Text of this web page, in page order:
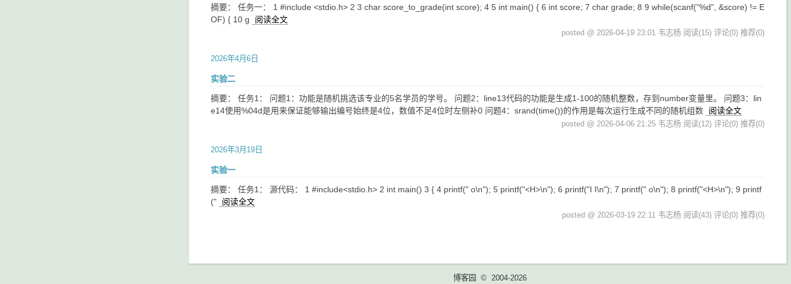
摘要： 任务一： 1 #include <stdio.h> 2 3 char score_to_grade(int score); 4 5 int main() { 6 int score; 7 char grade; 8 9 while(scanf("%d", &score) != E
OF) { 10 g
阅读全文
posted @ 2026-04-19 23:01 韦志杨 阅读(15) 评论(0) 推荐(0)
2026年4月6日
实验二
摘要： 任务1： 问题1：功能是随机挑选该专业的5名学员的学号。 问题2：line13代码的功能是生成1-100的随机整数，存到number变量里。 问题3：lin
e14使用%04d是用来保证能够输出编号始终是4位，数值不足4位时左侧补0 问题4：srand(time())的作用是每次运行生成不同的随机组数
阅读全文
posted @ 2026-04-06 21:25 韦志杨 阅读(12) 评论(0) 推荐(0)
2026年3月19日
实验一
摘要： 任务1： 源代码： 1 #include<stdio.h> 2 int main() 3 { 4 printf(" o\n"); 5 printf("<H>\n"); 6 printf("I I\n"); 7 printf(" o\n"); 8 printf("<H>\n"); 9 printf
("
阅读全文
posted @ 2026-03-19 22:11 韦志杨 阅读(43) 评论(0) 推荐(0)
博客园 © 2004-2026